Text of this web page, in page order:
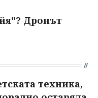
Дронът
техника,